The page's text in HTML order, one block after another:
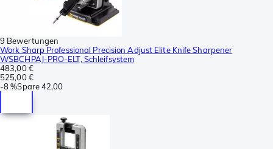
9 Bewertungen
Work Sharp Professional Precision Adjust Elite Knife Sharpener
WSBCHPAJ-PRO-ELT, Schleifsystem
483,00 €
525,00 €
-8 %Spare42,00